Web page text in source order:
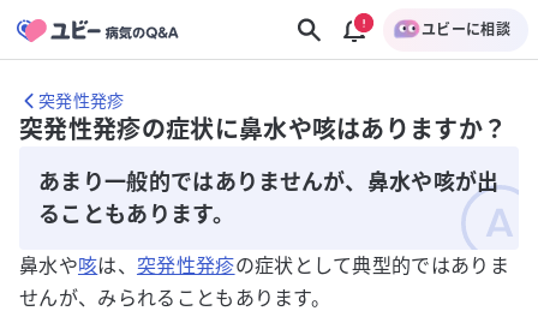
ユビーに相談
突発性発疹
突発性発疹の症状に鼻水や咳はありますか？
あまり一般的ではありませんが、鼻水や咳が出
ることもあります。
鼻水や咳は、 突発性発疹の症状として典型的ではありま
せんが、みられることもあります。